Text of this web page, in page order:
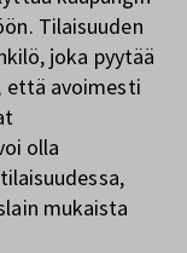
Tilaisuuden
joka pyytää
että avoimesti
olla
mukaista